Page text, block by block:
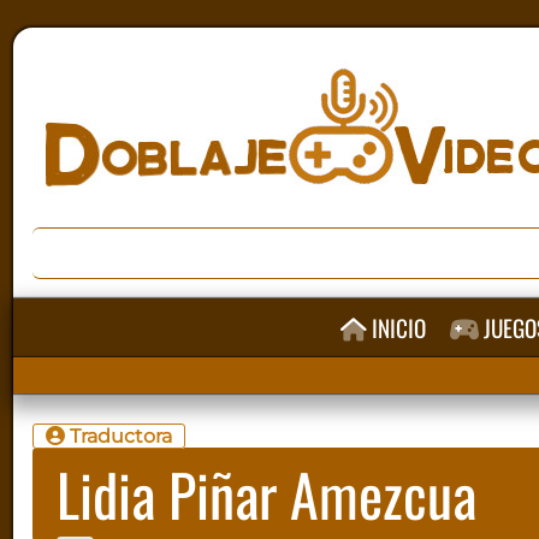
INICIO
Traductora
Lidia Piñar Amezcua